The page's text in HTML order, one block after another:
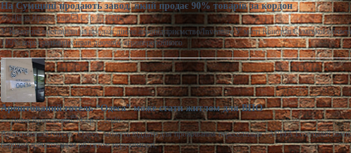
На Сумщині продають завод, який продає 90% товарів за кордон
Діана Ярмоленко
Сер 7, 2026
У Конотопі виставили на продаж діюче агропідприємство/Inventure У місті Конотоп Сумської
100% корпоративних прав діючого агропереробного
Арештований готель “Одеса” може стати житлом для ВПО
Діана Ярмоленко
Сер 7, 2026
Арештований готель "Одеса" можуть віддати для проживання переселенців / АРМА Готельний
першим арештованим об’єктом нерухомості,